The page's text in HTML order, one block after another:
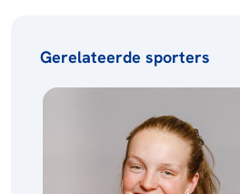
Gerelateerde sporters